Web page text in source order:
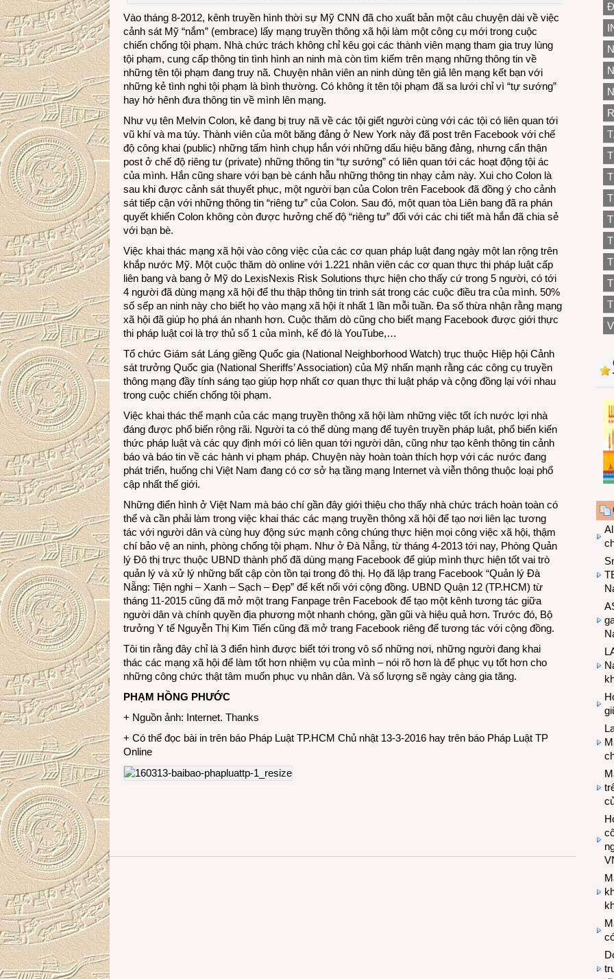
Vào tháng 8-2012, kênh truyền hình thời sự Mỹ CNN đã cho xuất bản một câu chuyện dài về việc
cảnh sát Mỹ “nắm” (embrace) lấy mạng truyền thông xã hội làm một công cụ mới trong cuộc
chiến chống tội phạm. Nhà chức trách không chỉ kêu gọi các thành viên mạng tham gia truy lùng
tội phạm, cung cấp thông tin tình hình an ninh mà còn tìm kiếm trên mạng những thông tin về
những tên tội phạm đang truy nã. Chuyện nhân viên an ninh dùng tên giả lên mạng kết bạn với
những kẻ tình nghi tội phạm là bình thường. Có không ít tên tội phạm đã sa lưới chỉ vì “tự sướng”
hay hớ hênh đưa thông tin về mình lên mạng.
Như vụ tên Melvin Colon, kẻ đang bị truy nã về các tội giết người cùng với các tội có liên quan tới
vũ khí và ma túy. Thành viên của môt băng đảng ở New York này đã post trên Facebook với chế
độ công khai (public) những tấm hình chụp hắn với những dấu hiệu băng đảng, nhưng cẩn thận
post ở chế độ riêng tư (private) những thông tin “tự sướng” có liên quan tới các hoạt động tội ác
của mình. Hắn cũng share với bạn bè cánh hẫu những thông tin nhạy cảm này. Xui cho Colon là
sau khi được cảnh sát thuyết phục, một người bạn của Colon trên Facebook đã đồng ý cho cảnh
sát tiếp cận với những thông tin “riêng tư” của Colon. Sau đó, một quan tòa Liên bang đã ra phán
quyết khiến Colon không còn được hưởng chế độ “riêng tư” đối với các chi tiết mà hắn đã chia sẻ
với bạn bè.
Việc khai thác mạng xã hội vào công việc của các cơ quan pháp luật đang ngày một lan rộng trên
khắp nước Mỹ. Một cuộc thăm dò online với 1.221 nhân viên các cơ quan thực thi pháp luật cấp
liên bang và bang ở Mỹ do LexisNexis Risk Solutions thực hiện cho thấy cứ trong 5 người, có tới
4 người đã dùng mạng xã hội để thu thập thông tin trinh sát trong các cuộc điều tra của mình. 50%
số sếp an ninh này cho biết họ vào mạng xã hội ít nhất 1 lần mỗi tuần. Đa số thừa nhận rằng mạng
xã hội đã giúp họ phá án nhanh hơn. Cuộc thăm dò cũng cho biết mạng Facebook được giới thực
thi pháp luật coi là trợ thủ số 1 của mình, kế đó là YouTube,…
Tổ chức Giám sát Láng giềng Quốc gia (National Neighborhood Watch) trục thuộc Hiệp hội Cảnh
sát trưởng Quốc gia (National Sheriffs’ Association) của Mỹ nhấn mạnh rằng các công cụ truyền
thông mạng đầy tính sáng tạo giúp hợp nhất cơ quan thực thi luật pháp và cộng đồng lại với nhau
trong cuộc chiến chống tội phạm.
Việc khai thác thế mạnh của các mạng truyền thông xã hội làm những việc tốt ích nước lợi nhà
đáng được phổ biến rộng rãi. Người ta có thể dùng mạng để tuyên truyền pháp luật, phổ biến kiến
thức pháp luật và các quy định mới có liên quan tới người dân, cũng như tạo kênh thông tin cảnh
báo và báo tin về các hành vi phạm pháp. Chuyện này hoàn toàn thích hợp với các nước đang
phát triển, huống chi Việt Nam đang có cơ sở hạ tầng mạng Internet và viễn thông thuộc loại phổ
cập nhất thế giới.
Những điển hình ở Việt Nam mà báo chí gần đây giới thiệu cho thấy nhà chức trách hoàn toàn có
thể và cần phải làm trong việc khai thác các mạng truyền thông xã hội để tạo nơi liên lạc tương
tác với người dân và cùng huy động sức mạnh công chúng thực hiện mọi công việc xã hội, thậm
chí bảo vệ an ninh, phòng chống tội phạm. Như ở Đà Nẵng, từ tháng 4-2013 tới nay, Phòng Quản
lý Đô thị trực thuộc UBND thành phố đã dùng mạng Facebook để giúp mình thực hiện tốt vai trò
quản lý và xử lý những bất cập còn tồn tại trong đô thị. Họ đã lập trang Facebook “Quản lý Đà
Nẵng: Tiện nghi – Xanh – Sạch – Đẹp” để kết nối với cộng đồng. UBND Quận 12 (TP.HCM) từ
tháng 11-2015 cũng đã mở một trang Fanpage trên Facebook để tạo một kênh tương tác giữa
người dân và chính quyền địa phương một nhanh chóng, gần gũi và hiệu quả hơn. Trước đó, Bộ
trưởng Y tế Nguyễn Thị Kim Tiến cũng đã mở trang Facebook riêng để tương tác với cộng đồng.
Tôi tin rằng đây chỉ là 3 điển hình được biết tới trong vô số những nơi, những người đang khai
thác các mạng xã hội để làm tốt hơn nhiệm vụ của mình – nói rõ hơn là để phục vụ tốt hơn cho
những công chức thật tâm muốn phục vụ nhân dân. Và số lượng sẽ ngày càng gia tăng.
PHẠM HỒNG PHƯỚC
+ Nguồn ảnh: Internet. Thanks
+ Có thể đọc bài in trên báo Pháp Luật TP.HCM Chủ nhật 13-3-2016 hay trên báo Pháp Luật TP
Online